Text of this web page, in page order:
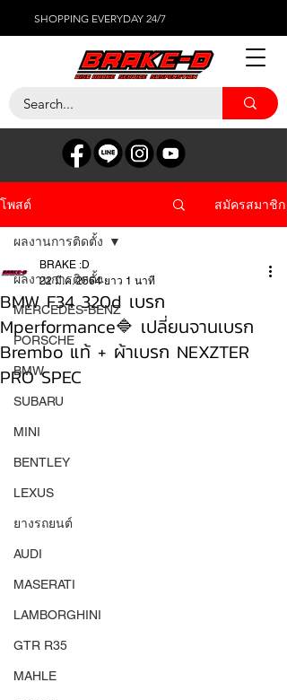
SHOPPING EVERYDAY 24/7
โพสต์ สมัครสมาชิก
ผลงานการติดตั้ง
MERCEDES-BENZ
PORSCHE
BMW
SUBARU
MINI
BENTLEY
LEXUS
ยางรถยนต์
AUDI
MASERATI
LAMBORGHINI
GTR R35
MAHLE
ผลงานการติดตั้ง
BMW F34 320d เบรก
Mperformance🔷 เปลี่ยนจานเบรก
Brembo แท้ + ผ้าเบรก NEXZTER
PRO SPEC
BRAKE :D
22 มี.ค. 2564 ยาว 1 นาที